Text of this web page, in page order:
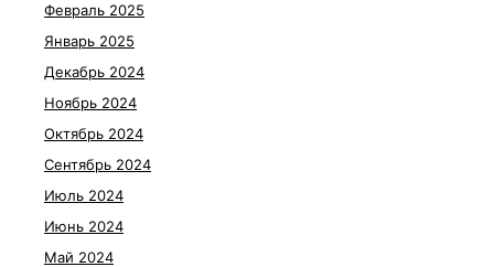
Февраль 2025
Январь 2025
Декабрь 2024
Ноябрь 2024
Октябрь 2024
Сентябрь 2024
Июль 2024
Июнь 2024
Май 2024